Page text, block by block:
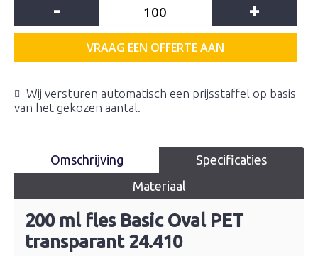
- +
VRAAG EEN OFFERTE AAN
Wij versturen automatisch een prijsstaffel op basis
van het gekozen aantal.
Omschrijving
Specificaties
Materiaal
200 ml fles Basic Oval PET
transparant 24.410